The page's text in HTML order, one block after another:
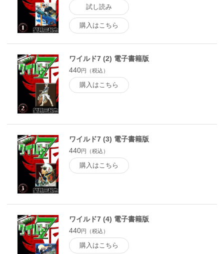
試し読み
購入はこちら
ワイルド7 (2) 電子書籍版
440円（税込）
購入はこちら
ワイルド7 (3) 電子書籍版
440円（税込）
購入はこちら
ワイルド7 (4) 電子書籍版
440円（税込）
購入はこちら